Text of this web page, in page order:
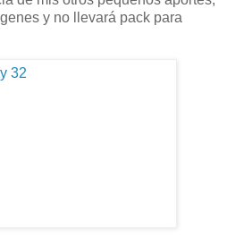
y no llevará pack para